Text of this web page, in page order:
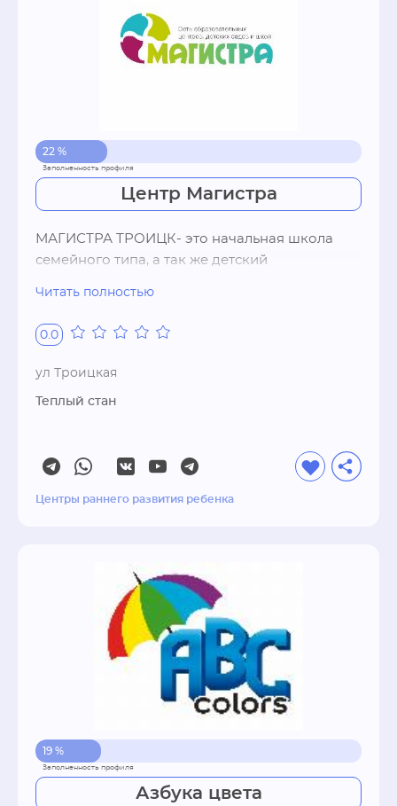
22 %
Центр Магистра
МАГИСТРА ТРОИЦК- это начальная школа
семейного типа, а так же детский
гуманная педагогика
авторские программы
индивидуальный учебный план для каждого
максимальное усвоение учебного материала
микро классы до 8 учеников
Читать полностью
0.0
ул Троицкая
Теплый стан
Центры раннего развития ребенка
19 %
Азбука цвета